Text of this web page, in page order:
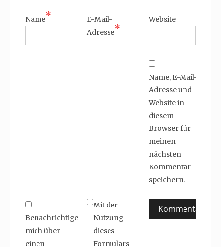
Name*
E-Mail-
Adresse*
Website
Name, E-Mail-
Adresse und
Website in
diesem
Browser für
meinen
nächsten
Kommentar
speichern.
Benachrichtige
mich über
einen
Mit der
Nutzung
dieses
Formulars